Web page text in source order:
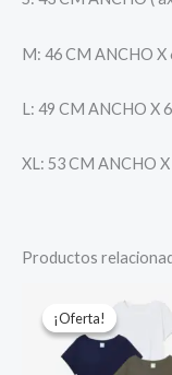
M: 46 CM ANCHO X
L: 49 CM ANCHO X
XL: 53 CM ANCHO
Productos
¡Oferta!
¡Oferta!
precio
original
era:
S/ 140.00.
S/